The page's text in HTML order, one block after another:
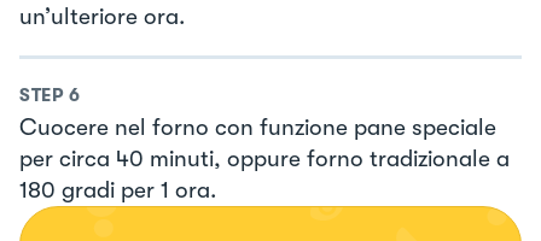
un’ulteriore ora.
STEP 6
Cuocere nel forno con funzione pane speciale
per circa 40 minuti, oppure forno tradizionale a
180 gradi per 1 ora.